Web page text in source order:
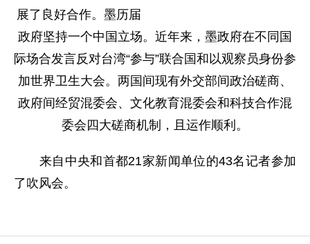
展了良好合作。墨历届
政府坚持一个中国立场。近年来，墨政府在不同国
际场合发言反对台湾“参与”联合国和以观察员身份参
加世界卫生大会。两国间现有外交部间政治磋商、
政府间经贸混委会、文化教育混委会和科技合作混
委会四大磋商机制，且运作顺利。
来自中央和首都21家新闻单位的43名记者参加
了吹风会。